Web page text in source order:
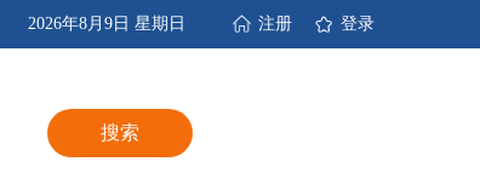
登录
注册
2026年8月9日 星期日
搜索